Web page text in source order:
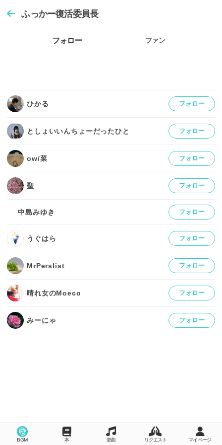
ふっかー復活委員長
フォロー ファン
ひかる フォロー
としょいいんちょーだったひと フォロー
ow/菜 フォロー
聖 フォロー
中島みゆき フォロー
うぐはら フォロー
MrPerslist フォロー
晴れ女のMoeco フォロー
みーにゃ フォロー
BGM 本 楽曲 リクエスト マイページ